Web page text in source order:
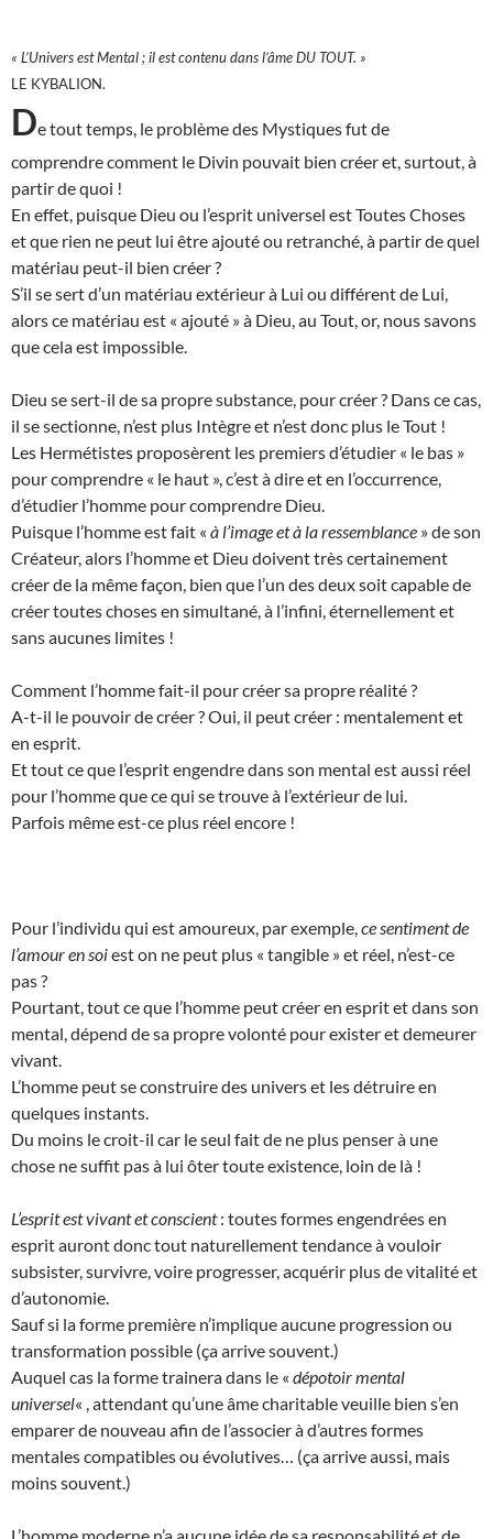
« L’Univers est Mental ; il est contenu dans l’âme DU TOUT. »
LE KYBALION.
De tout temps, le problème des Mystiques fut de
comprendre comment le Divin pouvait bien créer et, surtout, à
partir de quoi !
En effet, puisque Dieu ou l’esprit universel est Toutes Choses
et que rien ne peut lui être ajouté ou retranché, à partir de quel
matériau peut-il bien créer ?
S’il se sert d’un matériau extérieur à Lui ou différent de Lui,
alors ce matériau est « ajouté » à Dieu, au Tout, or, nous savons
que cela est impossible.
Dieu se sert-il de sa propre substance, pour créer ? Dans ce cas,
il se sectionne, n’est plus Intègre et n’est donc plus le Tout !
Les Hermétistes proposèrent les premiers d’étudier « le bas »
pour comprendre « le haut », c’est à dire et en l’occurrence,
d’étudier l’homme pour comprendre Dieu.
Puisque l’homme est fait « à l’image et à la ressemblance » de son
Créateur, alors l’homme et Dieu doivent très certainement
créer de la même façon, bien que l’un des deux soit capable de
créer toutes choses en simultané, à l’infini, éternellement et
sans aucunes limites !
Comment l’homme fait-il pour créer sa propre réalité ?
A-t-il le pouvoir de créer ? Oui, il peut créer : mentalement et
en esprit.
Et tout ce que l’esprit engendre dans son mental est aussi réel
pour l’homme que ce qui se trouve à l’extérieur de lui.
Parfois même est-ce plus réel encore !
Pour l’individu qui est amoureux, par exemple, ce sentiment de
l’amour en soiest on ne peut plus « tangible » et réel, n’est-ce
pas ?
Pourtant, tout ce que l’homme peut créer en esprit et dans son
mental, dépend de sa propre volonté pour exister et demeurer
vivant.
L’homme peut se construire des univers et les détruire en
quelques instants.
Du moins le croit-il car le seul fait de ne plus penser à une
chose ne suffit pas à lui ôter toute existence, loin de là !
L’esprit est vivant et conscient: toutes formes engendrées en
esprit auront donc tout naturellement tendance à vouloir
subsister, survivre, voire progresser, acquérir plus de vitalité et
d’autonomie.
Sauf si la forme première n’implique aucune progression ou
transformation possible (ça arrive souvent.)
Auquel cas la forme trainera dans le « dépotoir mental
universel« , attendant qu’une âme charitable veuille bien s’en
emparer de nouveau afin de l’associer à d’autres formes
mentales compatibles ou évolutives… (ça arrive aussi, mais
moins souvent.)
L’homme moderne n’a aucune idée de sa responsabilité et de